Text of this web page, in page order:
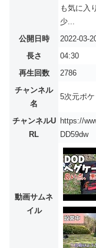
も気に入
少...
公開日時
2022-03-
長さ
04:30
再生回数
2786
チャンネル
名
5次元ポケ
チャンネルU
RL
https://
DD59dw
動画サムネ
イル